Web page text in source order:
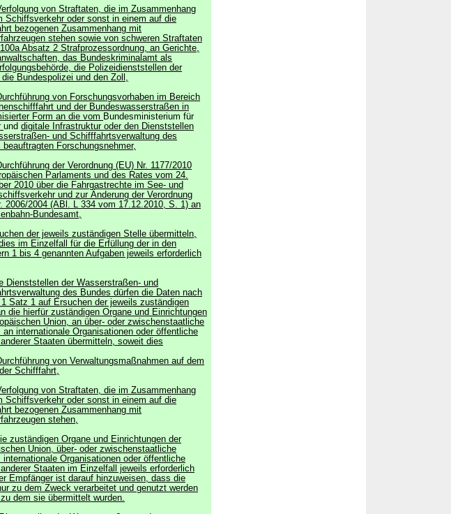
von Straftaten, die im Zusammenhang
Schiffsverkehr oder sonst in einem auf die
bezogenen Zusammenhang mit
stehen sowie von schweren Straftaten
Absatz 2 Strafprozessordnung, an Gerichte,
das Bundeskriminalamt als
die Polizeidienststellen der
die Bundespolizei und den Zoll,
von Forschungsvorhaben im Bereich
und der Bundeswasserstraßen in
Form an die vom Bundesministerium für
und digitale Infrastruktur oder den Dienststellen
und Schifffahrtsverwaltung des
beauftragten Forschungsnehmer,
der Verordnung (EU) Nr. 1177/2010
Parlaments und des Rates vom 24.
2010 über die Fahrgastrechte im See- und
und zur Änderung der Verordnung
2006/2004 (ABl. L 334 vom 17.12.2010, S. 1) an
Bundesamt,
der jeweils zuständigen Stelle übermitteln,
im Einzelfall für die Erfüllung der in den
1 bis 4 genannten Aufgaben jeweils erforderlich
Dienststellen der Wasserstraßen- und
des Bundes dürfen die Daten nach
Satz 1 auf Ersuchen der jeweils zuständigen
die hierfür zuständigen Organe und Einrichtungen
Union, an über- oder zwischenstaatliche
an internationale Organisationen oder öffentliche
Staaten übermitteln, soweit dies
von Verwaltungsmaßnahmen auf dem
Schifffahrt,
von Straftaten, die im Zusammenhang
Schiffsverkehr oder sonst in einem auf die
bezogenen Zusammenhang mit
stehen,
zuständigen Organe und Einrichtungen der
Union, über- oder zwischenstaatliche
internationale Organisationen oder öffentliche
Staaten im Einzelfall jeweils erforderlich
Empfänger ist darauf hinzuweisen, dass die
zu dem Zweck verarbeitet und genutzt werden
dem sie übermittelt wurden.